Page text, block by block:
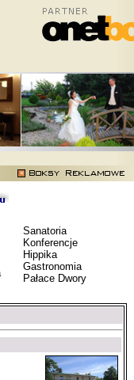
Sanatoria
Konferencje
Hippika
Gastronomia
Pałace Dwory